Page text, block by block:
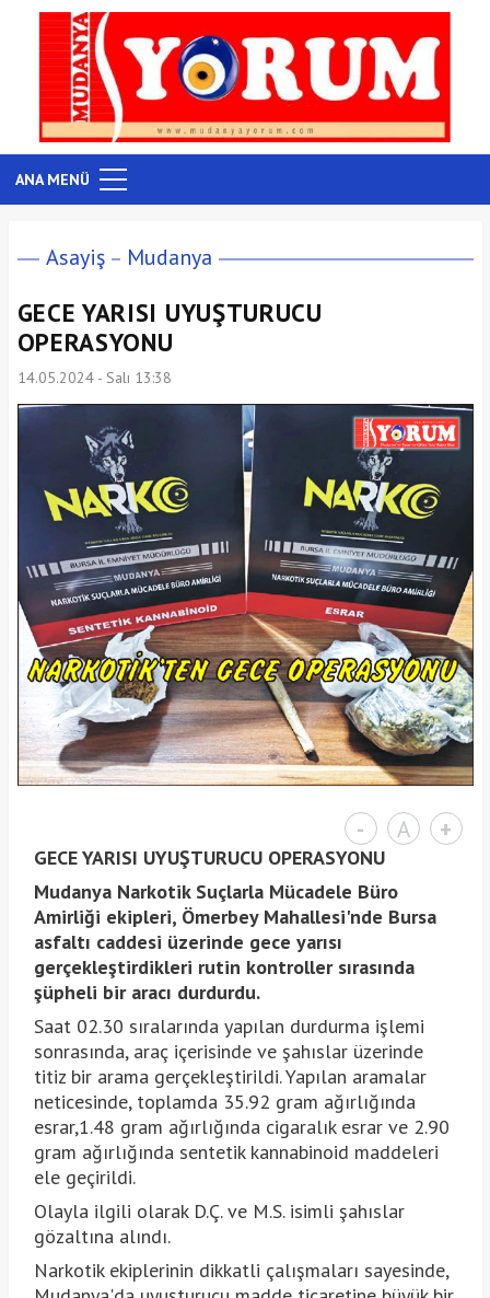
ANA MENÜ
Asayiş Mudanya
GECE YARISI UYUŞTURUCU
OPERASYONU
14.05.2024 - Salı 13:38
- A +
GECE YARISI UYUŞTURUCU OPERASYONU
Mudanya Narkotik Suçlarla Mücadele Büro
Amirliği ekipleri, Ömerbey Mahallesi'nde Bursa
asfaltı caddesi üzerinde gece yarısı
gerçekleştirdikleri rutin kontroller sırasında
şüpheli bir aracı durdurdu.
Saat 02.30 sıralarında yapılan durdurma işlemi
sonrasında, araç içerisinde ve şahıslar üzerinde
titiz bir arama gerçekleştirildi. Yapılan aramalar
neticesinde, toplamda 35.92 gram ağırlığında
esrar,1.48 gram ağırlığında cigaralık esrar ve 2.90
gram ağırlığında sentetik kannabinoid maddeleri
ele geçirildi.
Olayla ilgili olarak D.Ç. ve M.S. isimli şahıslar
gözaltına alındı.
Narkotik ekiplerinin dikkatli çalışmaları sayesinde,